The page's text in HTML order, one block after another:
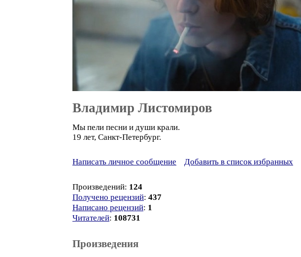
Владимир Листомиров
Мы пели песни и души крали.
19 лет, Санкт-Петербург.
Написать личное сообщение Добавить в список избранных
Произведений: 124
Получено рецензий: 437
Написано рецензий: 1
Читателей: 108731
Произведения